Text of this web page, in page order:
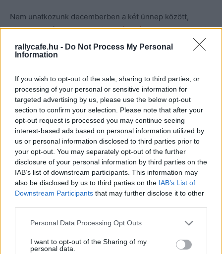
rallycafe.hu - Do Not Process My Personal
Information
If you wish to opt-out of the sale, sharing to third parties, or
processing of your personal or sensitive information for
targeted advertising by us, please use the below opt-out
section to confirm your selection. Please note that after your
opt-out request is processed you may continue seeing
interest-based ads based on personal information utilized by
us or personal information disclosed to third parties prior to
your opt-out. You may separately opt-out of the further
disclosure of your personal information by third parties on the
IAB’s list of downstream participants. This information may
also be disclosed by us to third parties on the IAB’s List of
Downstream Participants that may further disclose it to other
Please note that this website/app uses one or more Google
not limited to your visit or usage behaviour. You may click to
grant or deny consent to Google and its third-party tags to
Personal Data Processing Opt Outs
I want to opt-out of the Sharing of my
personal data.
Nem unatkozunk decemberben a két ünnep között,
hiszen egyrészta tavalyi kihagyás utándecember 27–29-
én Fóton és Mogyoródon megrendezik
a Szilveszter Mini
Rallyt,másrészt Kiskunlacházán ezzel egy időben,
Volvid-kupáért.
Az utóbbi versenyen indulhat a HRT-kupa győztese is –
az idén létrehozott sorozat sok fiatalt vonzott, ami
örömteli, hiszen a fő cél az utánpótlás-nevelés volt. A
legmeggyőzőbb teljesítményt Reményi Regő mutatta, aki
ennek köszönhetően lehetőséget kap, hogy részt vegyen
a gálán egy Peugeot 208 Rally4-gyel, méghozzá az
ország egyik legjobb navigátorával, Nagy Attilával az
oldalán.
A 17. születésnapját december 17-én – reményei szerint a
kifejezetten ügyesen terelgeti a korábban Födő Imre,